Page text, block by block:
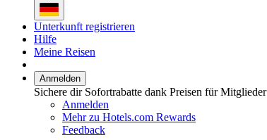
Unterkunft registrieren
Hilfe
Meine Reisen
Anmelden
Sichere dir Sofortrabatte dank Preisen für Mitglieder
Anmelden
Mehr zu Hotels.com Rewards
Feedback